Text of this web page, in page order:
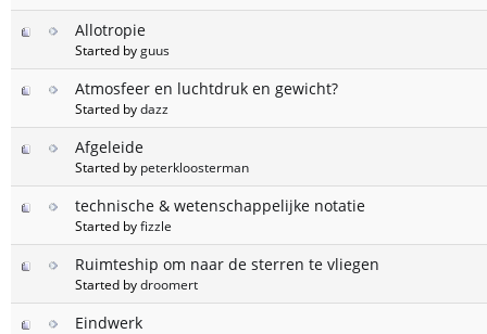
Allotropie
Started byguus
Atmosfeer en luchtdruk en gewicht?
Started bydazz
Afgeleide
Started by peterkloosterman
technische & wetenschappelijke notatie
Started byfizzle
Ruimteship om naar de sterren te vliegen
Started bydroomert
Eindwerk